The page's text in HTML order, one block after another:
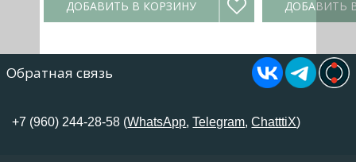
ДОБАВИТЬ В КОРЗИНУ ДОБАВИТЬ
Обратная связь
+7 (960) 244-28-58 (WhatsApp,Telegram,ChatttiX)